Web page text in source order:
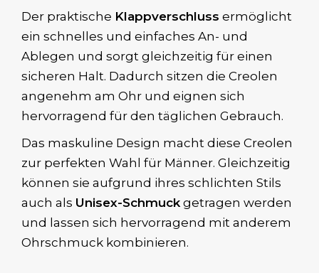
Der praktische Klappverschluss ermöglicht
ein schnelles und einfaches An- und
Ablegen und sorgt gleichzeitig für einen
sicheren Halt. Dadurch sitzen die Creolen
angenehm am Ohr und eignen sich
hervorragend für den täglichen Gebrauch.
Das maskuline Design macht diese Creolen
zur perfekten Wahl für Männer. Gleichzeitig
können sie aufgrund ihres schlichten Stils
auch als Unisex-Schmuckgetragen werden
und lassen sich hervorragend mit anderem
Ohrschmuck kombinieren.